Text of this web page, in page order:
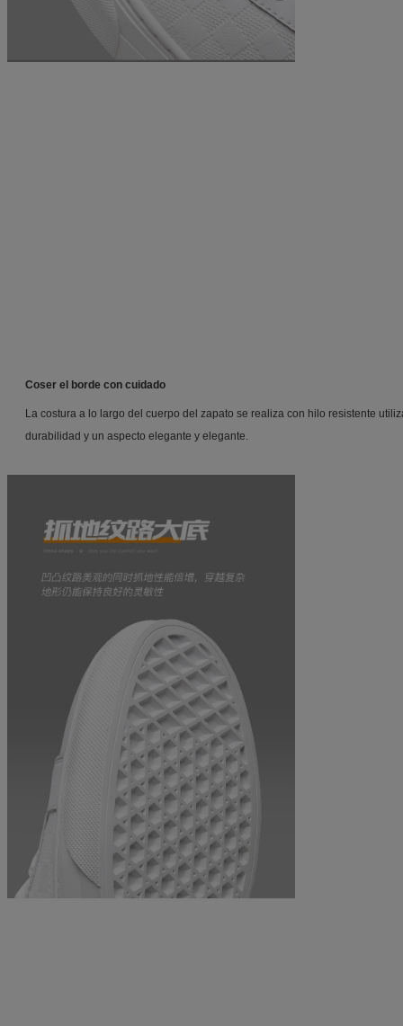
Coser el borde con cuidado
La costura a lo largo del cuerpo del zapato se realiza con hilo resistente
durabilidad y un aspecto elegante y elegante.